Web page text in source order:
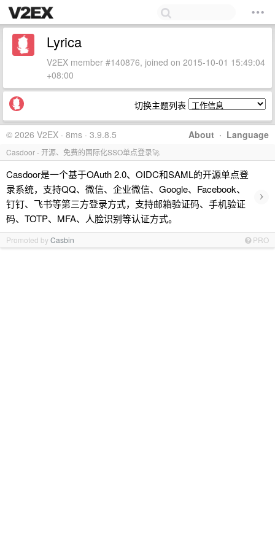
Lyrica
V2EX member #140876, joined on 2015-10-01 15:49:04
+08:00
切换主题列表
About · Language
© 2026 V2EX · 8ms · 3.9.8.5
Casdoor - 开源、免费的国际化SSO单点登录🚀
Casdoor是一个基于OAuth 2.0、OIDC和SAML的开源单点登
录系统，支持QQ、微信、企业微信、Google、Facebook、
钉钉、飞书等第三方登录方式，支持邮箱验证码、手机验证
码、TOTP、MFA、人脸识别等认证方式。
›
Promoted byCasbin PRO